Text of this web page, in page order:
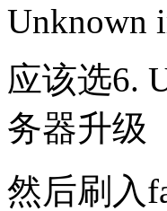
Unknown
应该选6.
务器升级
然后刷入